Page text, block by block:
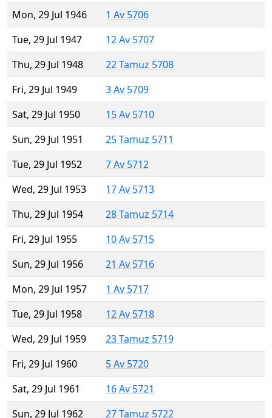
Mon, 29 Jul 1946
1 Av 5706
Tue, 29 Jul 1947
12 Av 5707
Thu, 29 Jul 1948
22 Tamuz 5708
Fri, 29 Jul 1949
3 Av 5709
Sat, 29 Jul 1950
15 Av 5710
Sun, 29 Jul 1951
25 Tamuz 5711
Tue, 29 Jul 1952
7 Av 5712
Wed, 29 Jul 1953
17 Av 5713
Thu, 29 Jul 1954
28 Tamuz 5714
Fri, 29 Jul 1955
10 Av 5715
Sun, 29 Jul 1956
21 Av 5716
Mon, 29 Jul 1957
1 Av 5717
Tue, 29 Jul 1958
12 Av 5718
Wed, 29 Jul 1959
23 Tamuz 5719
Fri, 29 Jul 1960
5 Av 5720
Sat, 29 Jul 1961
16 Av 5721
Sun, 29 Jul 1962
27 Tamuz 5722